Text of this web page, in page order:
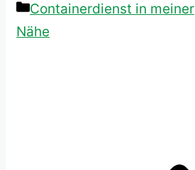
Kategorien
Containerdienst in meiner
Nähe